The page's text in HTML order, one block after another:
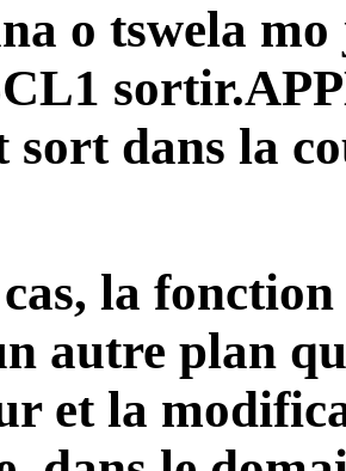
o tswela mo
dans la
cas, la
autre plan
et la